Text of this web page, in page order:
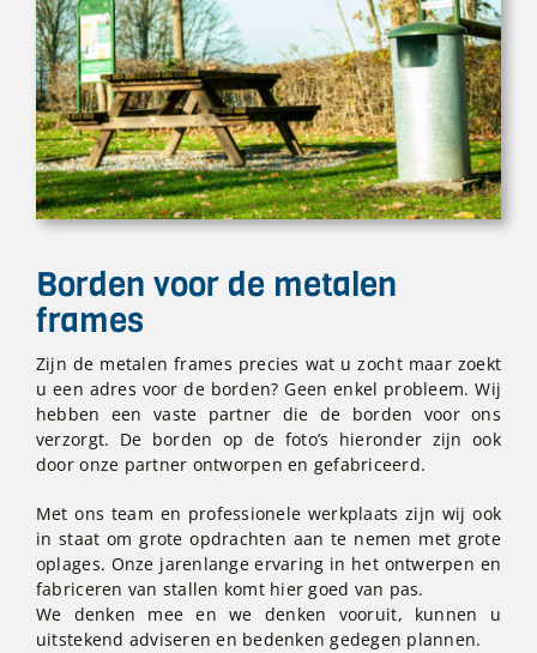
Borden voor de metalen
frames
Zijn de metalen frames precies wat u zocht maar zoekt
u een adres voor de borden? Geen enkel probleem. Wij
hebben een vaste partner die de borden voor ons
verzorgt. De borden op de foto’s hieronder zijn ook
door onze partner ontworpen en gefabriceerd.
Met ons team en professionele werkplaats zijn wij ook
in staat om grote opdrachten aan te nemen met grote
oplages. Onze jarenlange ervaring in het ontwerpen en
fabriceren van stallen komt hier goed van pas.
We denken mee en we denken vooruit, kunnen u
uitstekend adviseren en bedenken gedegen plannen.